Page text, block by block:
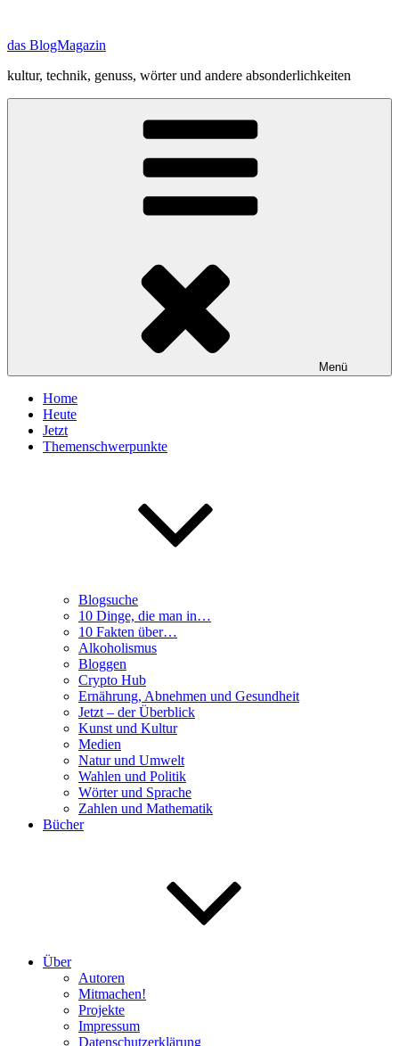
springen
das BlogMagazin
kultur, technik, genuss, wörter und andere absonderlichkeiten
Menü
Home
Heute
Jetzt
Themenschwerpunkte
Blogsuche
10 Dinge, die man in…
10 Fakten über…
Alkoholismus
Bloggen
Crypto Hub
Ernährung, Abnehmen und Gesundheit
Jetzt – der Überblick
Kunst und Kultur
Medien
Natur und Umwelt
Wahlen und Politik
Wörter und Sprache
Zahlen und Mathematik
Bücher
Über
Autoren
Mitmachen!
Projekte
Impressum
Datenschutzerklärung